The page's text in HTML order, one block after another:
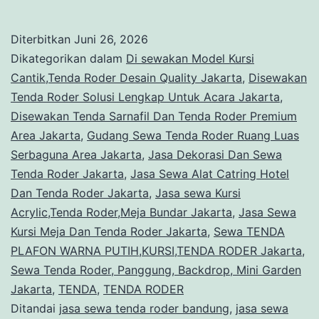
Backdrop,
Mini
Garden
Jakarta
Diterbitkan Juni 26, 2026
Dikategorikan dalam Di sewakan Model Kursi
Cantik,Tenda Roder Desain Quality Jakarta, Disewakan
Tenda Roder Solusi Lengkap Untuk Acara Jakarta,
Disewakan Tenda Sarnafil Dan Tenda Roder Premium
Area Jakarta, Gudang Sewa Tenda Roder Ruang Luas
Serbaguna Area Jakarta, Jasa Dekorasi Dan Sewa
Tenda Roder Jakarta, Jasa Sewa Alat Catring Hotel
Dan Tenda Roder Jakarta, Jasa sewa Kursi
Acrylic,Tenda Roder,Meja Bundar Jakarta, Jasa Sewa
Kursi Meja Dan Tenda Roder Jakarta, Sewa TENDA
PLAFON WARNA PUTIH,KURSI,TENDA RODER Jakarta,
Sewa Tenda Roder, Panggung, Backdrop, Mini Garden
Jakarta, TENDA, TENDA RODER
Ditandai jasa sewa tenda roder bandung, jasa sewa